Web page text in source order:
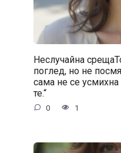
Неслучайна
поглед, но не
сама не се
те.“
0 1